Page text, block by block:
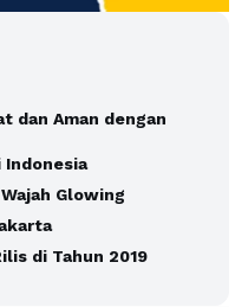
dan Aman dengan
Indonesia
Glowing
di Tahun 2019